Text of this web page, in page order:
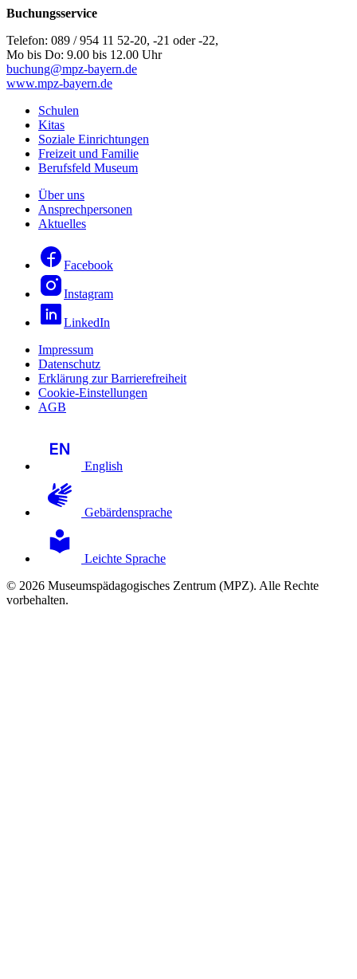
Buchungsservice
Telefon: 089 / 954 11 52-20, -21 oder -22,
Mo bis Do: 9.00 bis 12.00 Uhr
buchung@mpz-bayern.de
www.mpz-bayern.de
Schulen
Kitas
Soziale Einrichtungen
Freizeit und Familie
Berufsfeld Museum
Über uns
Ansprechpersonen
Aktuelles
Facebook
Instagram
LinkedIn
Impressum
Datenschutz
Erklärung zur Barrierefreiheit
Cookie-Einstellungen
AGB
English
Gebärdensprache
Leichte Sprache
© 2026 Museumspädagogisches Zentrum (MPZ). Alle Rechte
vorbehalten.